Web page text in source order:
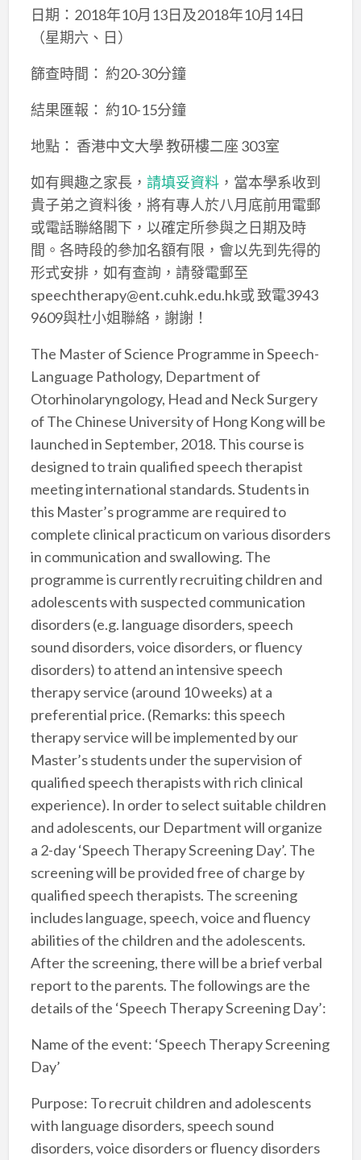
日期：2018年10月13日及2018年10月14日
（星期六、日）
篩查時間： 約20-30分鐘
結果匯報： 約10-15分鐘
地點： 香港中文大學 教研樓二座 303室
如有興趣之家長， 請填妥資料，當本學系收到
貴子弟之資料後，將有專人於八月底前用電郵
或電話聯絡閣下，以確定所參與之日期及時
間。各時段的參加名額有限，會以先到先得的
形式安排，如有查詢，請發電郵至
speechtherapy@ent.cuhk.edu.hk或 致電3943
9609與杜小姐聯絡，謝謝！
The Master of Science Programme in Speech-
Language Pathology, Department of
Otorhinolaryngology, Head and Neck Surgery
of The Chinese University of Hong Kong will be
launched in September, 2018. This course is
designed to train qualified speech therapist
meeting international standards. Students in
this Master’s programme are required to
complete clinical practicum on various disorders
in communication and swallowing. The
programme is currently recruiting children and
adolescents with suspected communication
disorders (e.g. language disorders, speech
sound disorders, voice disorders, or fluency
disorders) to attend an intensive speech
therapy service (around 10 weeks) at a
preferential price. (Remarks: this speech
therapy service will be implemented by our
Master’s students under the supervision of
qualified speech therapists with rich clinical
experience). In order to select suitable children
and adolescents, our Department will organize
a 2-day ‘Speech Therapy Screening Day’. The
screening will be provided free of charge by
qualified speech therapists. The screening
includes language, speech, voice and fluency
abilities of the children and the adolescents.
After the screening, there will be a brief verbal
report to the parents. The followings are the
details of the ‘Speech Therapy Screening Day’:
Name of the event: ‘Speech Therapy Screening
Day’
Purpose: To recruit children and adolescents
with language disorders, speech sound
disorders, voice disorders or fluency disorders